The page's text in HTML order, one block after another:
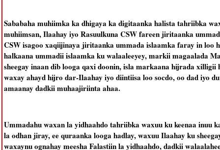
Sababaha muhiimka ka dhigaya ka digitaanka halista tahriibka
muhiimsan, Ilaahay iyo Rasuulkuna CSW fareen jiritaanka
CSW isagoo xaqiijinaya jiritaanka ummada islaamka faray in loo
halkaana ummadii islaamka ku walaaleeyey, markii magaalada
sheegay inaan dib looga qaxi doonin, isla markaana hijrada
waxay ahayd hijro dar-Ilaahay iyo diintiisa loo socdo, oo dad iyo
amaanay dadkii muhaajiriinta ahaa.
Ummadahu waxan la yidhaahdo tahriibka waxuu ku keenaa inuu
la odhan jiray, ee quraanka looga hadlay, waxuu Ilaahay ku
waxaynu ognahay meesha Falastiin la yidhaahdo, dadkii